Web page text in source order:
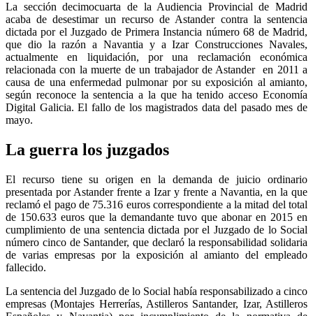
La sección decimocuarta de la Audiencia Provincial de Madrid
acaba de desestimar un recurso de Astander contra la sentencia
dictada por el Juzgado de Primera Instancia número 68 de Madrid,
que dio la razón a Navantia y a Izar Construcciones Navales,
actualmente en liquidación, por una reclamación económica
relacionada con la muerte de un trabajador de Astander en 2011 a
causa de una enfermedad pulmonar por su exposición al amianto,
según reconoce la sentencia a la que ha tenido acceso Economía
Digital Galicia. El fallo de los magistrados data del pasado mes de
mayo.
La guerra los juzgados
El recurso tiene su origen en la demanda de juicio ordinario
presentada por Astander frente a Izar y frente a Navantia, en la que
reclamó el pago de 75.316 euros correspondiente a la mitad del total
de 150.633 euros que la demandante tuvo que abonar en 2015 en
cumplimiento de una sentencia dictada por el Juzgado de lo Social
número cinco de Santander, que declaró la responsabilidad solidaria
de varias empresas por la exposición al amianto del empleado
fallecido.
La sentencia del Juzgado de lo Social había responsabilizado a cinco
empresas (Montajes Herrerías, Astilleros Santander, Izar, Astilleros